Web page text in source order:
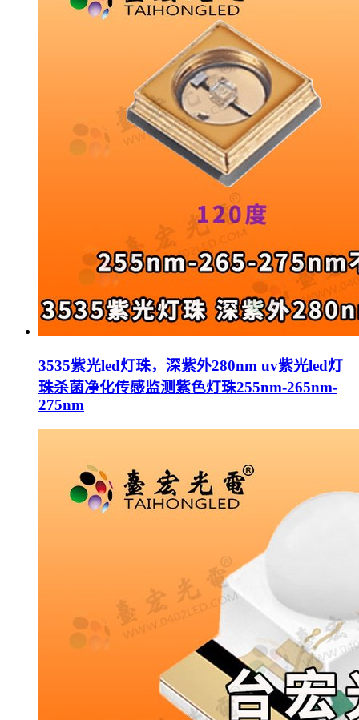
3535紫光led灯珠，深紫外280nm uv紫光led灯
珠杀菌净化传感监测紫色灯珠255nm-265nm-
275nm